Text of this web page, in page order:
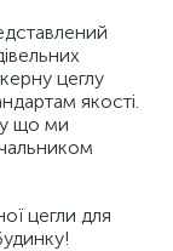
цеглу
якості.
що ми
цегли для